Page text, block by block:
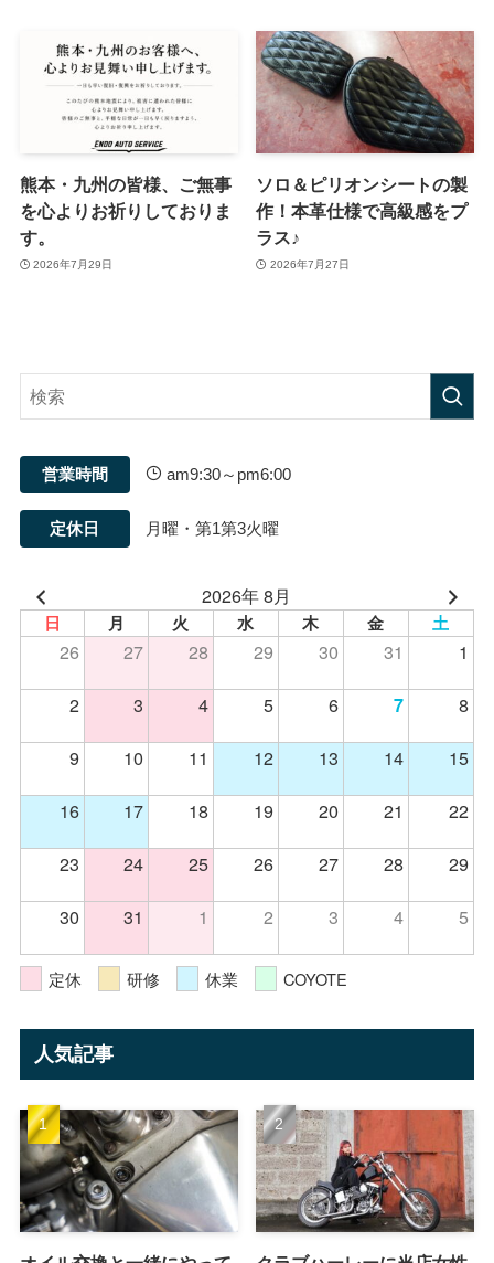
熊本・九州の皆様、ご無事
を心よりお祈りしておりま
す。
2026年7月29日
ソロ＆ピリオンシートの製
作！本革仕様で高級感をプ
ラス♪
2026年7月27日
営業時間 am9:30～pm6:00
定休日 月曜・第1第3火曜
2026年 8月
日 月 火 水 木 金 土
26 27 28 29 30 31
1
2
3 4 5 6 7
8
9
10 11 12 13 14
15
16
17 18 19 20 21
22
23
24 25 26 27 28
29
30
31 1 2 3 4 5
定休 研修 休業 COYOTE
人気記事